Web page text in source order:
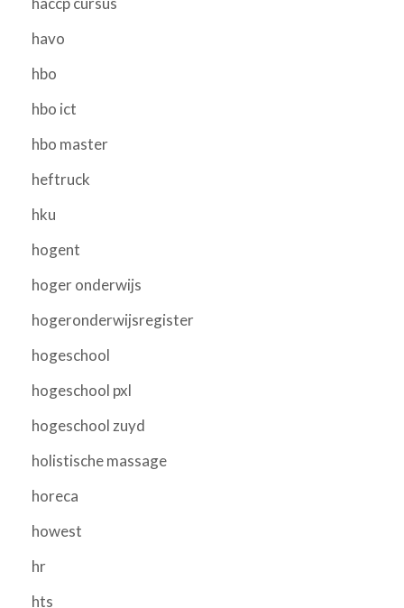
havo
hbo
hbo ict
hbo master
heftruck
hku
hogent
hoger onderwijs
hogeronderwijsregister
hogeschool
hogeschool pxl
hogeschool zuyd
holistische massage
horeca
howest
hr
hts